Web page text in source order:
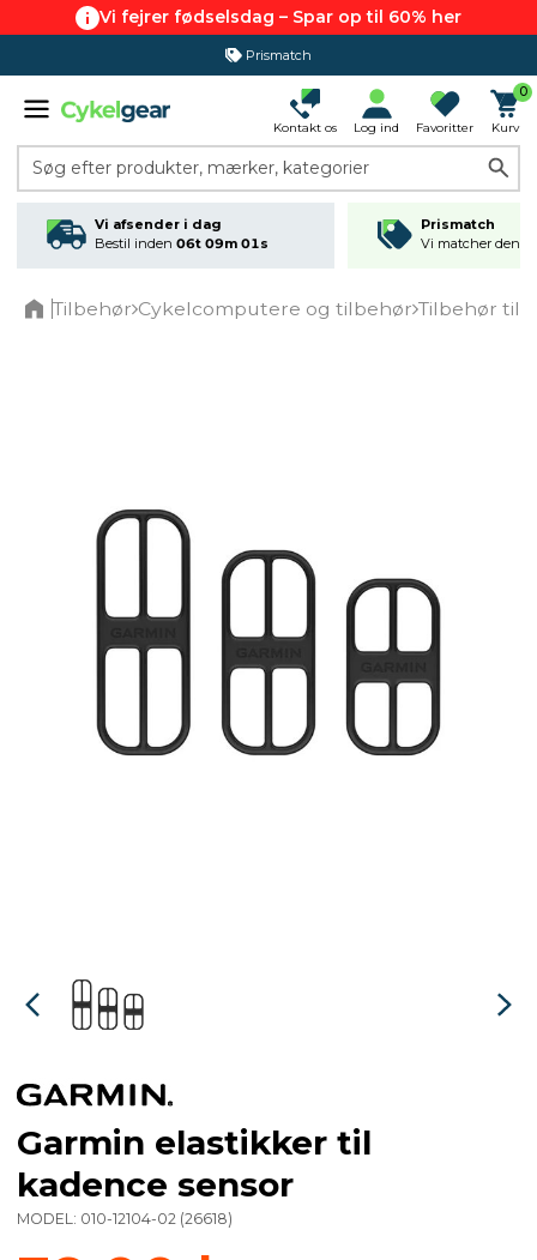
Vi fejrer fødselsdag – Spar op til 60% her
Prismatch
365 dages returret
Kontakt os Log ind Favoritter
0
Kurv
Søg efter produkter, mærker, kategorier
Vi afsender i dag
Bestil inden 06t 09m 01s
Prismatch
Vi matcher den
Tilbehør Cykelcomputere og tilbehør Tilbehør til
Garmin elastikker til
kadence sensor
MODEL: 010-12104-02 (26618)